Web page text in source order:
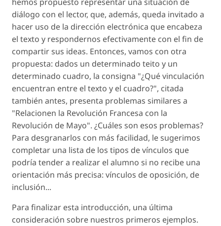
diálogo con el lector, que, además, queda invitado a
hacer uso de la dirección electrónica que encabeza
el texto y respondernos efectivamente con el fin de
compartir sus ideas. Entonces, vamos con otra
propuesta: dados un determinado teito y un
determinado cuadro, la consigna "¿Qué vinculación
encuentran entre el texto y el cuadro?", citada
también antes, presenta problemas similares a
"Relacionen la Revolución Francesa con la
Revolución de Mayo". ¿Cuáles son esos problemas?
Para desgranarlos con más facilidad, le sugerimos
completar una lista de los tipos de vínculos que
podría tender a realizar el alumno si no recibe una
orientación más precisa: vínculos de oposición, de
inclusión...
Para finalizar esta introducción, una última
consideración sobre nuestros primeros ejemplos.